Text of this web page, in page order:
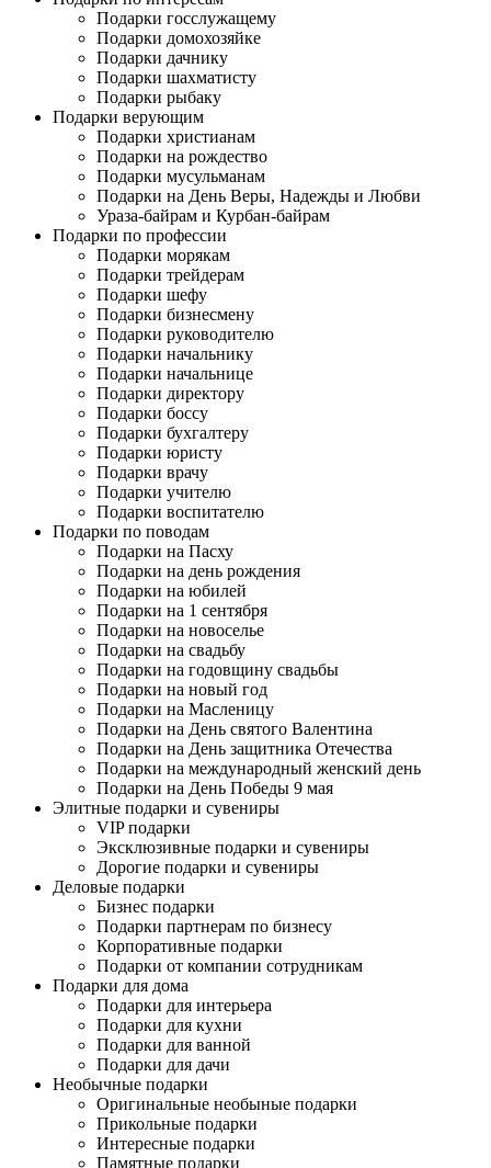
Подарки госслужащему
Подарки домохозяйке
Подарки дачнику
Подарки шахматисту
Подарки рыбаку
Подарки верующим
Подарки христианам
Подарки на рождество
Подарки мусульманам
Подарки на День Веры, Надежды и Любви
Ураза-байрам и Курбан-байрам
Подарки по профессии
Подарки морякам
Подарки трейдерам
Подарки шефу
Подарки бизнесмену
Подарки руководителю
Подарки начальнику
Подарки начальнице
Подарки директору
Подарки боссу
Подарки бухгалтеру
Подарки юристу
Подарки врачу
Подарки учителю
Подарки воспитателю
Подарки по поводам
Подарки на Пасху
Подарки на день рождения
Подарки на юбилей
Подарки на 1 сентября
Подарки на новоселье
Подарки на свадьбу
Подарки на годовщину свадьбы
Подарки на новый год
Подарки на Масленицу
Подарки на День святого Валентина
Подарки на День защитника Отечества
Подарки на международный женский день
Подарки на День Победы 9 мая
Элитные подарки и сувениры
VIP подарки
Эксклюзивные подарки и сувениры
Дорогие подарки и сувениры
Деловые подарки
Бизнес подарки
Подарки партнерам по бизнесу
Корпоративные подарки
Подарки от компании сотрудникам
Подарки для дома
Подарки для интерьера
Подарки для кухни
Подарки для ванной
Подарки для дачи
Необычные подарки
Оригинальные необыные подарки
Прикольные подарки
Интересные подарки
Памятные подарки